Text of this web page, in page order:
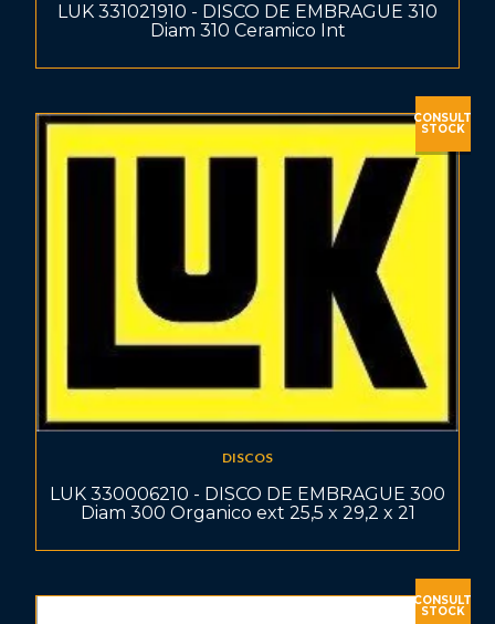
LUK 331021910 - DISCO DE EMBRAGUE 310
Diam 310 Ceramico Int
CONSULT
STOCK
DISCOS
LUK 330006210 - DISCO DE EMBRAGUE 300
Diam 300 Organico ext 25,5 x 29,2 x 21
CONSULT
STOCK